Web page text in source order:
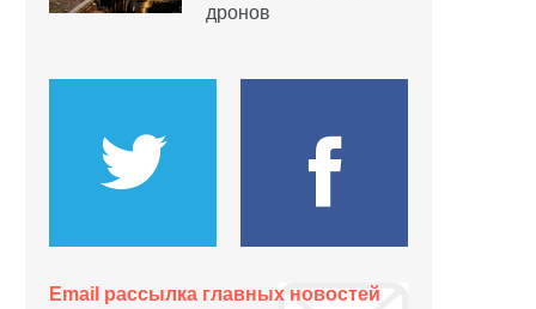
дронов
Email рассылка главных новостей